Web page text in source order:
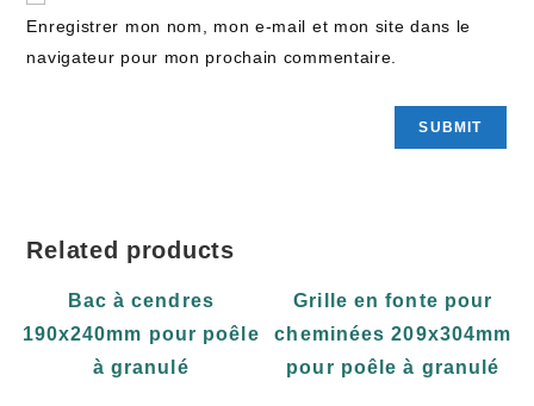
Enregistrer mon nom, mon e-mail et mon site dans le
navigateur pour mon prochain commentaire.
Related products
Bac à cendres
190x240mm pour poêle
à granulé
Grille en fonte pour
cheminées 209x304mm
pour poêle à granulé